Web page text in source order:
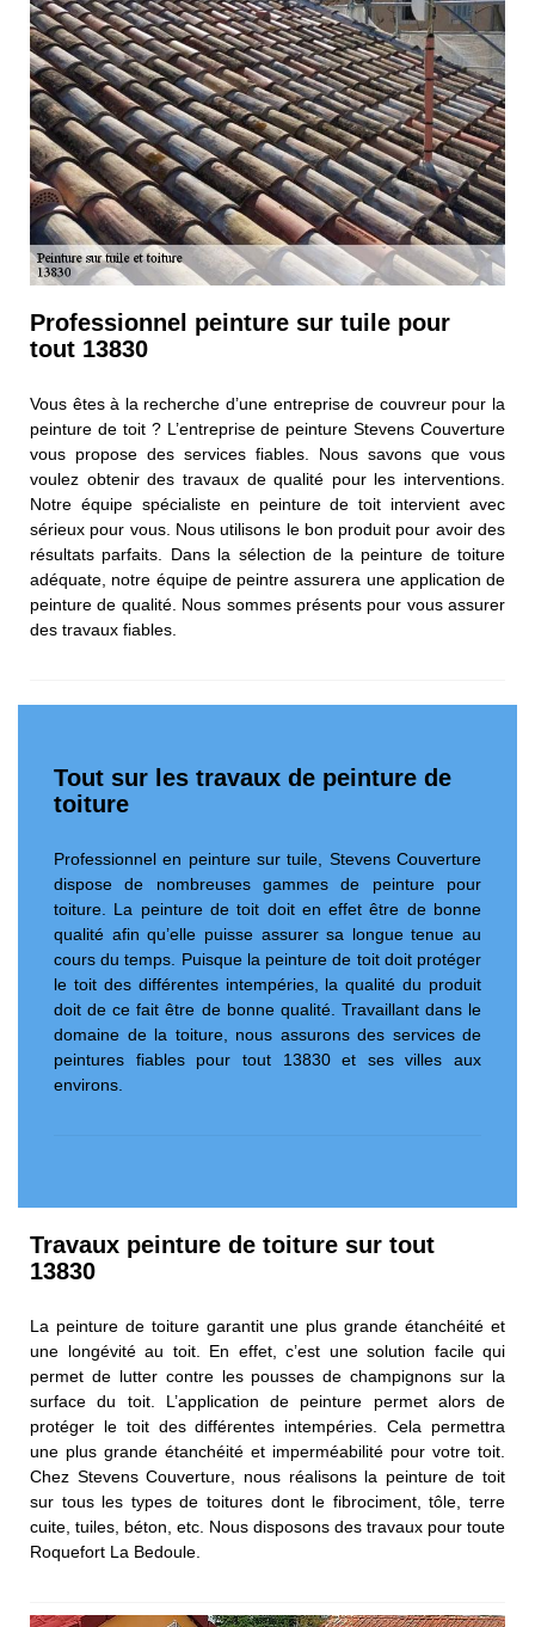
Professionnel peinture sur tuile pour
tout 13830
Vous êtes à la recherche d’une entreprise de couvreur pour la
peinture de toit ? L’entreprise de peinture Stevens Couverture
vous propose des services fiables. Nous savons que vous
voulez obtenir des travaux de qualité pour les interventions.
Notre équipe spécialiste en peinture de toit intervient avec
sérieux pour vous. Nous utilisons le bon produit pour avoir des
résultats parfaits. Dans la sélection de la peinture de toiture
adéquate, notre équipe de peintre assurera une application de
peinture de qualité. Nous sommes présents pour vous assurer
des travaux fiables.
Tout sur les travaux de peinture de
toiture
Professionnel en peinture sur tuile, Stevens Couverture
dispose de nombreuses gammes de peinture pour
toiture. La peinture de toit doit en effet être de bonne
qualité afin qu’elle puisse assurer sa longue tenue au
cours du temps. Puisque la peinture de toit doit protéger
le toit des différentes intempéries, la qualité du produit
doit de ce fait être de bonne qualité. Travaillant dans le
domaine de la toiture, nous assurons des services de
peintures fiables pour tout 13830 et ses villes aux
environs.
Travaux peinture de toiture sur tout
13830
La peinture de toiture garantit une plus grande étanchéité et
une longévité au toit. En effet, c’est une solution facile qui
permet de lutter contre les pousses de champignons sur la
surface du toit. L’application de peinture permet alors de
protéger le toit des différentes intempéries. Cela permettra
une plus grande étanchéité et imperméabilité pour votre toit.
Chez Stevens Couverture, nous réalisons la peinture de toit
sur tous les types de toitures dont le fibrociment, tôle, terre
cuite, tuiles, béton, etc. Nous disposons des travaux pour toute
Roquefort La Bedoule.